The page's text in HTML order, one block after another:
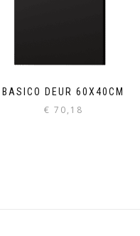
BASICO DEUR 60X40CM
€ 70,18